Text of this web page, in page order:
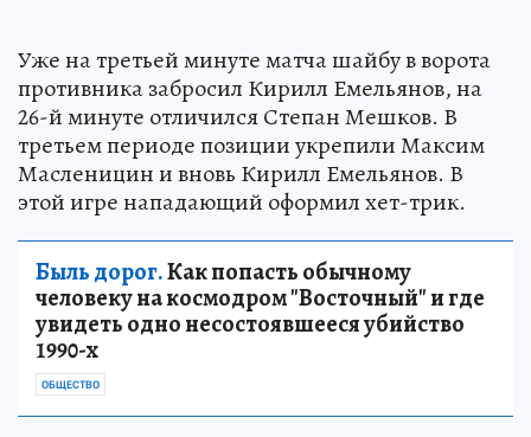
Уже на третьей минуте матча шайбу в ворота
противника забросил Кирилл Емельянов, на
26-й минуте отличился Степан Мешков. В
третьем периоде позиции укрепили Максим
Масленицин и вновь Кирилл Емельянов. В
этой игре нападающий оформил хет-трик.
Быль дорог.Как попасть обычному
человеку на космодром "Восточный" и где
увидеть одно несостоявшееся убийство
1990-х
ОБЩЕСТВО